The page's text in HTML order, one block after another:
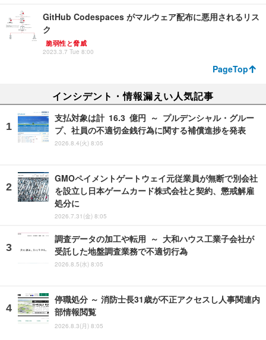
GitHub Codespaces がマルウェア配布に悪用されるリス
ク
脆弱性と脅威
2023.3.7 Tue 8:00
PageTop
インシデント・情報漏えい人気記事
支払対象は計 16.3 億円 ～ プルデンシャル・グルー
プ、社員の不適切金銭行為に関する補償進捗を発表
2026.8.4(火) 8:05
GMOペイメントゲートウェイ元従業員が無断で別会社
を設立し日本ゲームカード株式会社と契約、懲戒解雇
処分に
2026.7.31(金) 8:05
調査データの加工や転用 ～ 大和ハウス工業子会社が
受託した地盤調査業務で不適切行為
2026.8.5(水) 8:05
停職処分 ～ 消防士長31歳が不正アクセスし人事関連内
部情報閲覧
2026.8.3(月) 8:05